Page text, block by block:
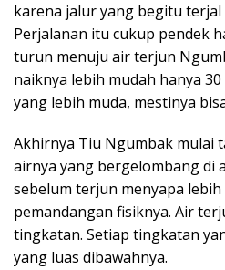
karena jalur yang begitu terjal
Perjalanan itu cukup pendek
turun menuju air terjun
naiknya lebih mudah hanya
yang lebih muda, mestinya
Akhirnya Tiu Ngumbak mulai
airnya yang bergelombang di
sebelum terjun menyapa
pemandangan fisiknya. Air
tingkatan. Setiap tingkatan
yang luas dibawahnya.